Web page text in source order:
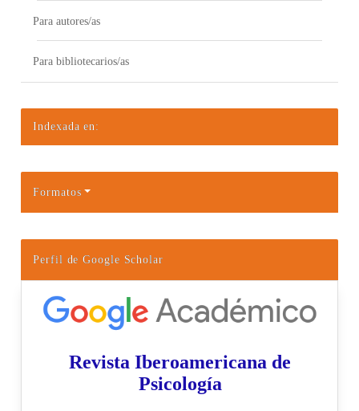
Para autores/as
Para bibliotecarios/as
Indexada en:
Formatos
Perfil de Google Scholar